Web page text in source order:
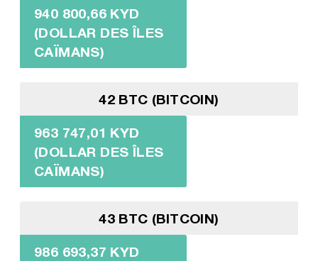
940 800,66 KYD
(DOLLAR DES ÎLES
CAÏMANS)
42 BTC (BITCOIN)
963 747,01 KYD
(DOLLAR DES ÎLES
CAÏMANS)
43 BTC (BITCOIN)
986 693,37 KYD